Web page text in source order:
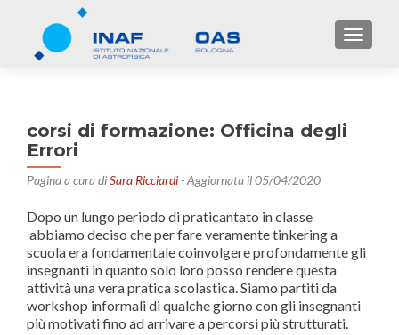
corsi di formazione: Officina degli
Errori
Pagina a cura diSara Ricciardi- Aggiornata il 05/04/2020
Dopo un lungo periodo di praticantato in classe
abbiamo deciso che per fare veramente tinkering a
scuola era fondamentale coinvolgere profondamente gli
insegnanti in quanto solo loro posso rendere questa
attività una vera pratica scolastica. Siamo partiti da
workshop informali di qualche giorno con gli insegnanti
più motivati fino ad arrivare a percorsi più strutturati.